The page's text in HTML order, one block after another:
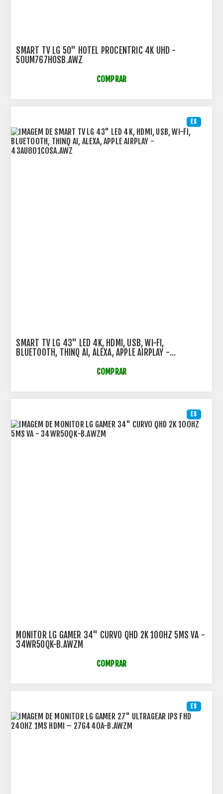
SMART TV LG 50" HOTEL PROCENTRIC 4K UHD -
50UM767H0SB.AWZ
COMPRAR
ES
SMART TV LG 43" LED 4K, HDMI, USB, WI-FI,
BLUETOOTH, THINQ AI, ALEXA, APPLE AIRPLAY -
COMPRAR
ES
MONITOR LG GAMER 34" CURVO QHD 2K 100HZ 5MS VA -
34WR50QK-B.AWZM
COMPRAR
ES